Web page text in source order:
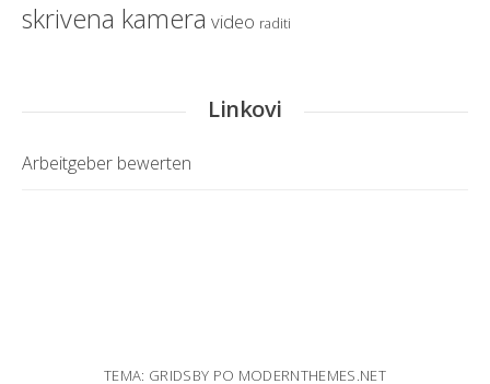
skrivena kamera video raditi
Linkovi
Arbeitgeber bewerten
TEMA: GRIDSBY PO MODERNTHEMES.NET